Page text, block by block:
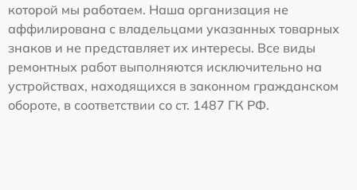
которой мы работаем. Наша организация не
аффилирована с владельцами указанных товарных
знаков и не представляет их интересы. Все виды
ремонтных работ выполняются исключительно на
устройствах, находящихся в законном гражданском
обороте, в соответствии со ст. 1487 ГК РФ.